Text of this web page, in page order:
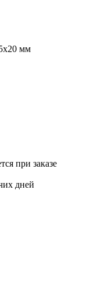
мм
при заказе
дней